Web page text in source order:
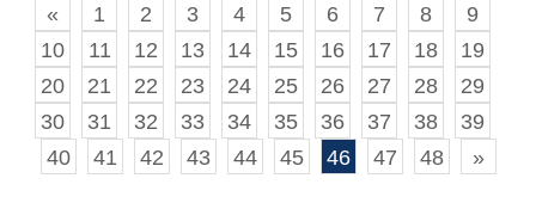
« 1 2 3 4 5 6 7 8
9
10
11 12 13 14 15 16 17 18
19
20
21 22 23 24 25 26 27 28
29
30
31 32 33 34 35 36 37 38
39
40
41 42 43 44 45 46 47 48 »